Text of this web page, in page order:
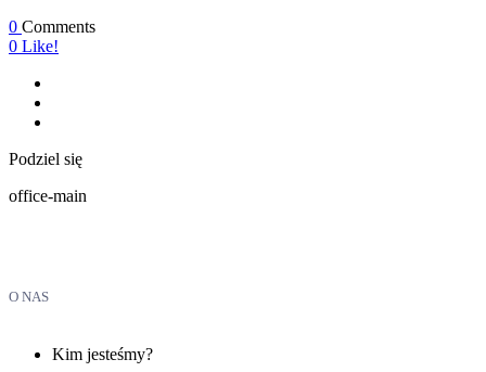
0 Comments
0 Like!
Podziel się
office-main
O NAS
Kim jesteśmy?